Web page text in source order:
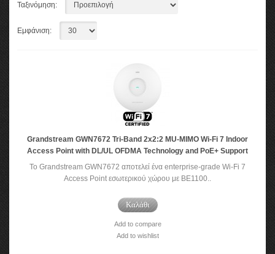
Ταξινόμηση:
Εμφάνιση:
Grandstream GWN7672 Tri-Band 2x2:2 MU-MIMO Wi-Fi 7 Indoor
Access Point with DL/UL OFDMA Technology and PoE+ Support
Το Grandstream GWN7672 αποτελεί ένα enterprise-grade Wi-Fi 7
Access Point εσωτερικού χώρου με BE1100..
Καλάθι
Add to compare
Add to wishlist